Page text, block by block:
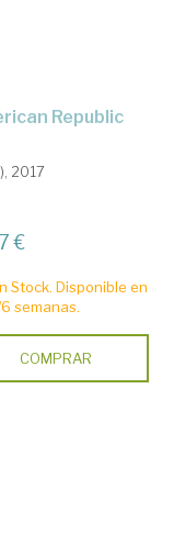
Republic
2017
€
Stock. Disponible en
semanas.
COMPRAR